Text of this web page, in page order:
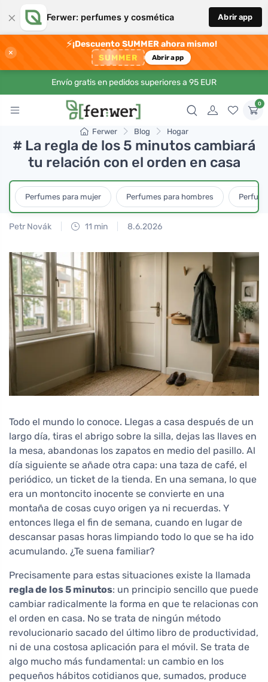
× Ferwer: perfumes y cosmética Abrir app
×
⚡¡Descuento SUMMER ahora mismo!
SUMMER Abrir app
Envío gratis en pedidos superiores a 95 EUR
0
Ferwer Blog Hogar
# La regla de los 5 minutos cambiará
tu relación con el orden en casa
Perfumes para mujer Perfumes para hombres
Petr Novák 11 min 8.6.2026
Todo el mundo lo conoce. Llegas a casa después de un
largo día, tiras el abrigo sobre la silla, dejas las llaves en
la mesa, abandonas los zapatos en medio del pasillo. Al
día siguiente se añade otra capa: una taza de café, el
periódico, un ticket de la tienda. En una semana, lo que
era un montoncito inocente se convierte en una
montaña de cosas cuyo origen ya ni recuerdas. Y
entonces llega el fin de semana, cuando en lugar de
descansar pasas horas limpiando todo lo que se ha ido
acumulando. ¿Te suena familiar?
Precisamente para estas situaciones existe la llamada
regla de los 5 minutos: un principio sencillo que puede
cambiar radicalmente la forma en que te relacionas con
el orden en casa. No se trata de ningún método
revolucionario sacado del último libro de productividad,
ni de una costosa aplicación para el móvil. Se trata de
algo mucho más fundamental: un cambio en los
pequeños hábitos cotidianos que, sumados, produce